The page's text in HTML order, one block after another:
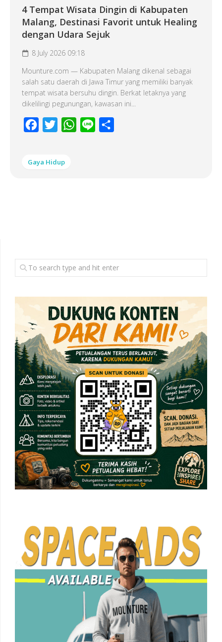
4 Tempat Wisata Dingin di Kabupaten
Malang, Destinasi Favorit untuk Healing
dengan Udara Sejuk
8 July 2026 09:18
Mounture.com — Kabupaten Malang dikenal sebagai
salah satu daerah di Jawa Timur yang memiliki banyak
tempat wisata bersuhu dingin. Berkat letaknya yang
dikelilingi pegunungan, kawasan ini...
Facebook
Twitter WhatsApp
Line
Gaya Hidup